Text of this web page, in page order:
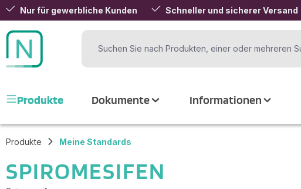
Hauptinhalt springen
Zur Suche springen
Zur Hauptnavigation springen
Nur für gewerbliche Kunden Schneller und sicherer Versand
Produkte Dokumente Informationen
Produkte Meine Standards
SPIROMESIFEN